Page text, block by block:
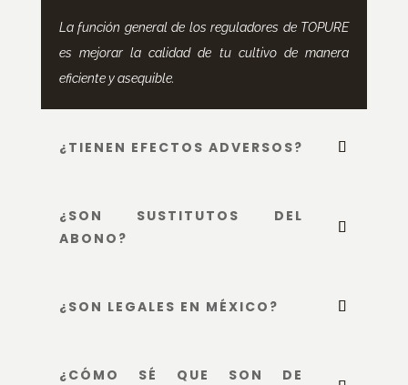
La función general de los reguladores de TOPURE
es mejorar la calidad de tu cultivo de manera
eficiente y asequible.
¿TIENEN EFECTOS ADVERSOS?
¿SON SUSTITUTOS DEL
ABONO?
¿SON LEGALES EN MÉXICO?
¿CÓMO SÉ QUE SON DE